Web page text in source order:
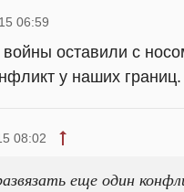
06:59
оставили с
у наших границ.
08:02
еще один